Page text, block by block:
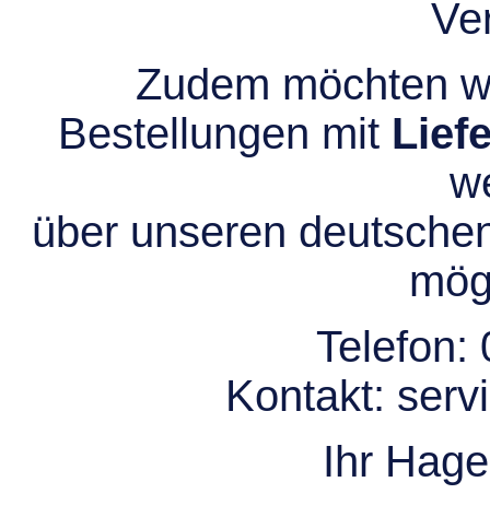
Zudem möchten
Bestellungen mit
über unseren
Telefon:
Kontakt:
Ihr